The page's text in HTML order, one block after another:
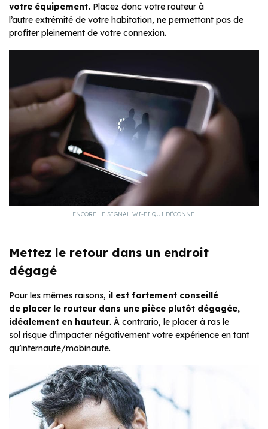
votre équipement. Placez donc votre routeur à
l’autre extrémité de votre habitation, ne permettant pas de
profiter pleinement de votre connexion.
ENCORE LE SIGNAL WI-FI QUI DÉCONNE.
Mettez le retour dans un endroit
dégagé
Pour les mêmes raisons, il est fortement conseillé
de placer le routeur dans une pièce plutôt dégagée,
idéalement en hauteur. À contrario, le placer à ras le
sol risque d’impacter négativement votre expérience en tant
qu’internaute/mobinaute.